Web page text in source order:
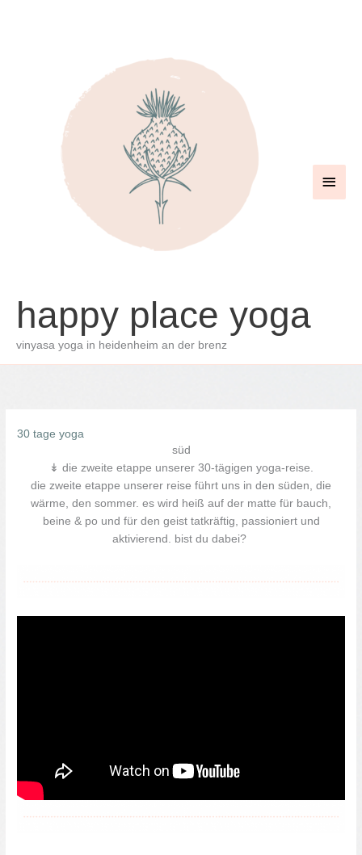
happy place yoga
vinyasa yoga in heidenheim an der brenz
30 tage yoga
süd
↡ die zweite etappe unserer 30-tägigen yoga-reise.
die zweite etappe unserer reise führt uns in den süden, die
wärme, den sommer. es wird heiß auf der matte für bauch,
beine & po und für den geist tatkräftig, passioniert und
aktivierend. bist du dabei?